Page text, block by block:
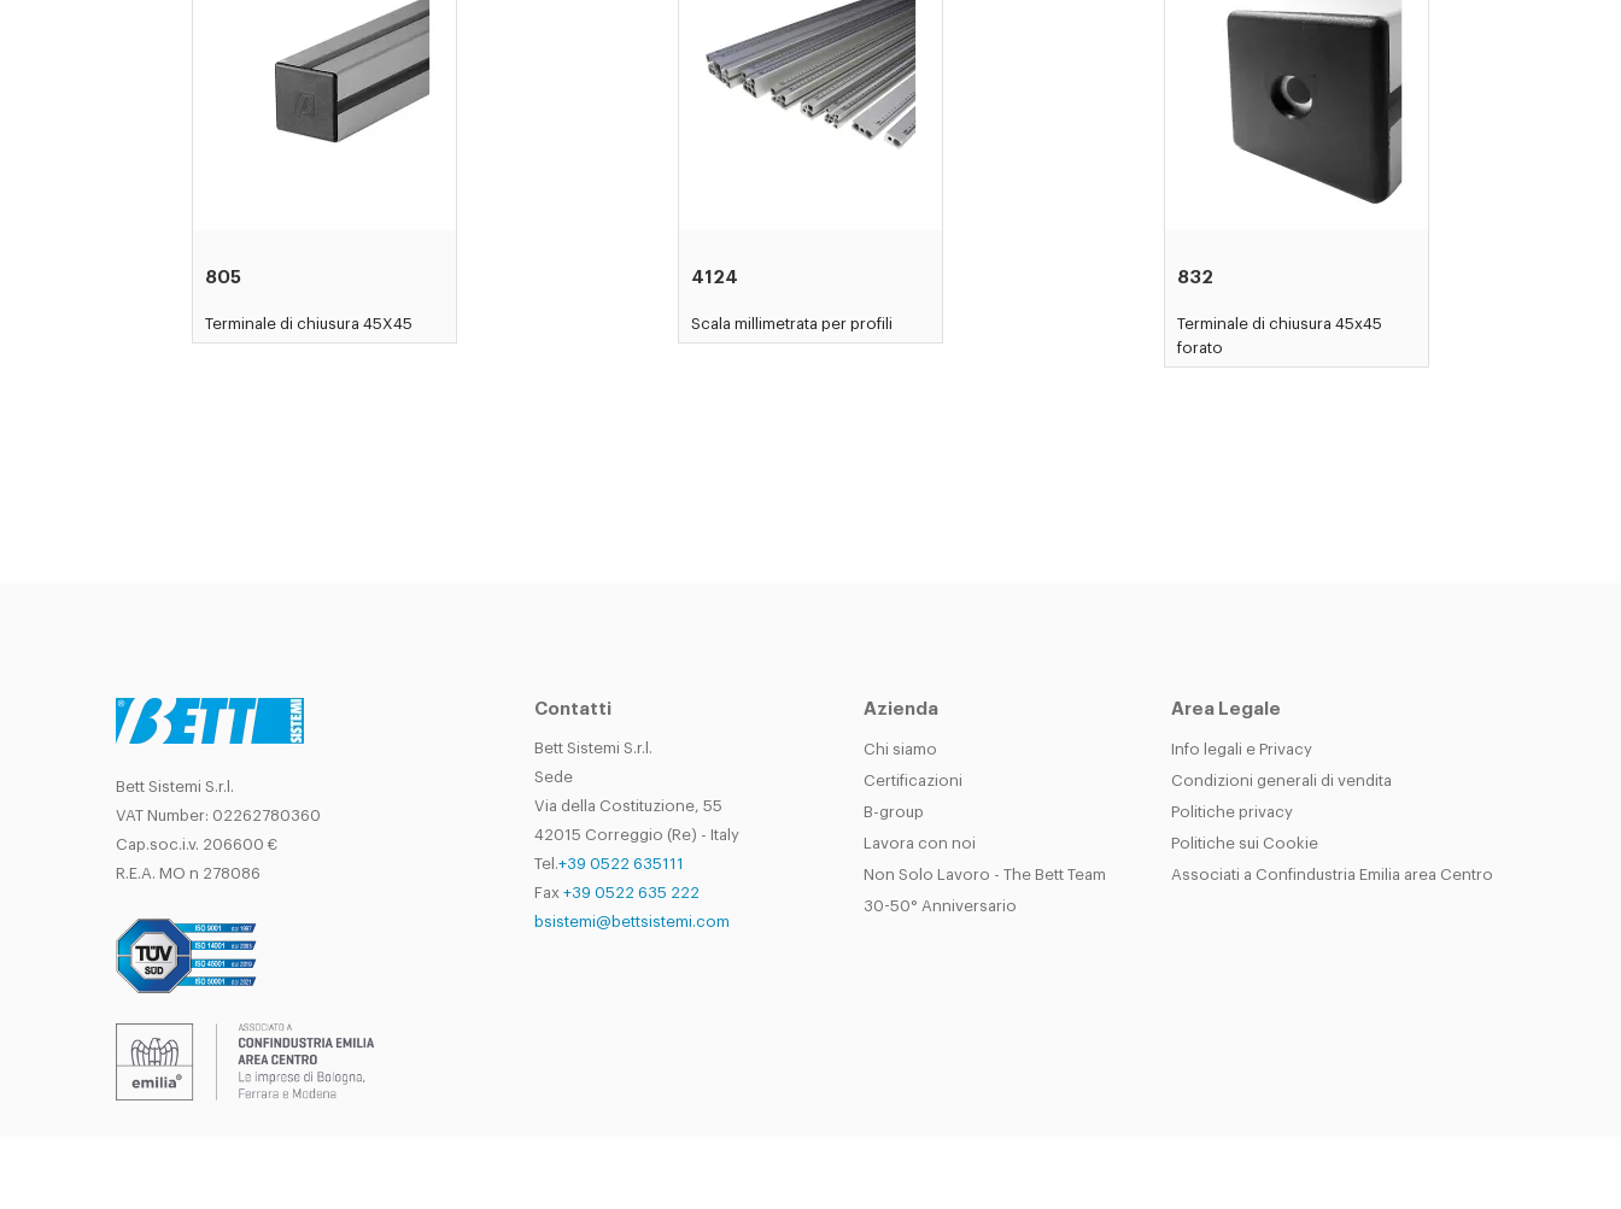
805
Terminale di chiusura 45X45
4124
Scala millimetrata per profili
832
Terminale di chiusura 45x45
forato
Bett Sistemi S.r.l.
VAT Number: 02262780360
Cap.soc.i.v. 206600 €
R.E.A. MO n 278086
Contatti
Bett Sistemi S.r.l.
Sede
Via della Costituzione, 55
42015 Correggio (Re) - Italy
Tel.+39 0522 635111
Fax +39 0522 635 222
bsistemi@bettsistemi.com
Azienda
Chi siamo
Certificazioni
B-group
Lavora con noi
Non Solo Lavoro - The Bett Team
30-50° Anniversario
Area Legale
Info legali e Privacy
Condizioni generali di vendita
Politiche privacy
Politiche sui Cookie
Associati a Confindustria Emilia area Centro